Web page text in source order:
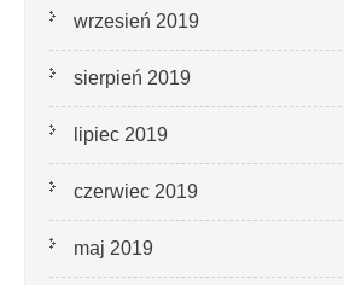
wrzesień 2019
sierpień 2019
lipiec 2019
czerwiec 2019
maj 2019